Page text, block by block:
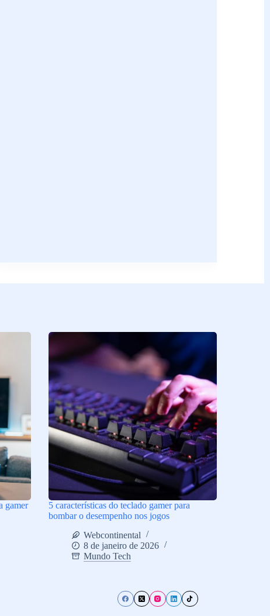
gamer
5 características do teclado gamer para
bombar o desempenho nos jogos
Webcontinental
8 de janeiro de 2026
Mundo Tech